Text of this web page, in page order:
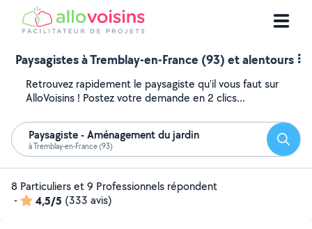
Paysagistes à Tremblay-en-France (93) et alentours
Retrouvez rapidement le paysagiste qu'il vous faut sur
AlloVoisins ! Postez votre demande en 2 clics...
Paysagiste - Aménagement du jardin
à Tremblay-en-France (93)
8 Particuliers et 9 Professionnels répondent
-
4,5/5 (333 avis)